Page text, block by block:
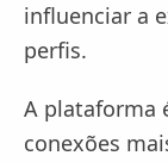
influenciar a
perfis.
A plataforma
conexões